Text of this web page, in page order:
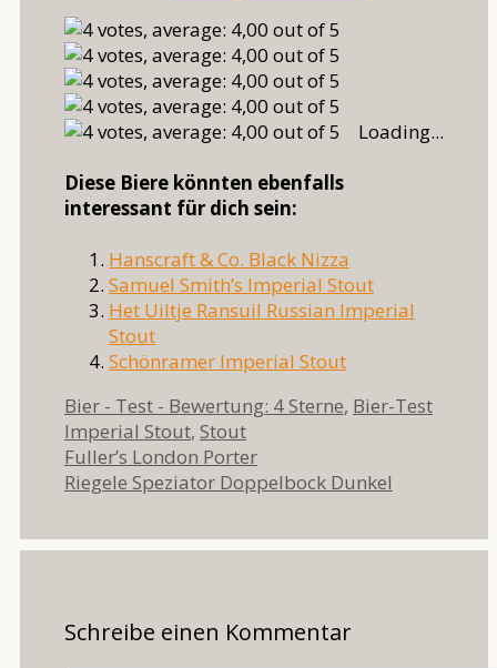
Loading...
Diese Biere könnten ebenfalls
interessant für dich sein:
Hanscraft & Co. Black Nizza
Samuel Smith’s Imperial Stout
Het Uiltje Ransuil Russian Imperial
Stout
Schönramer Imperial Stout
Kategorien
Bier - Test - Bewertung: 4 Sterne, Bier-Test
Imperial Stout, Stout
Fuller’s London Porter
Riegele Speziator Doppelbock Dunkel
Schreibe einen Kommentar